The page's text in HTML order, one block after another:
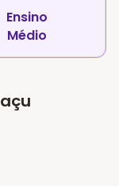
Ensino
Médio